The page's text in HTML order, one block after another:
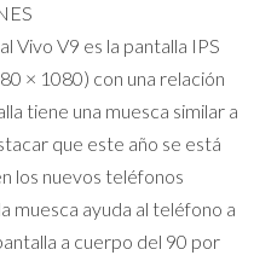
Vivo V9 es la pantalla IPS
× 1080) con una relación
tiene una muesca similar a
que este año se está
los nuevos teléfonos
muesca ayuda al teléfono a
a cuerpo del 90 por